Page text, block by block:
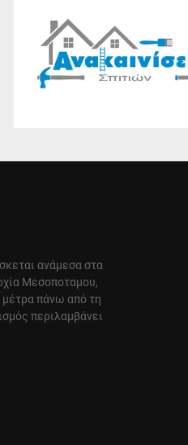
ανάμεσα στα
Μεσοποταμου,
μέτρα πάνω από τη
περιλαμβάνει